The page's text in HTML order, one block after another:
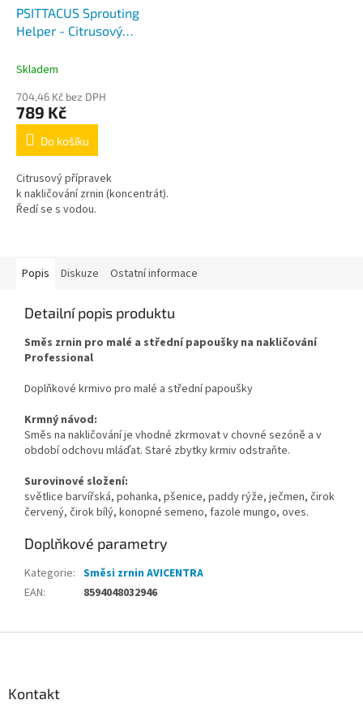
PSITTACUS Sprouting
Helper - Citrusový
ml
Skladem
704,46 Kč bez DPH
789 Kč
Do košíku
Citrusový přípravek
k nakličování zrnin (koncentrát).
Ředí se s vodou.
Popis Diskuze Ostatní informace
Detailní popis produktu
Směs zrnin pro malé a střední papoušky na nakličování
Professional
Doplňkové krmivo pro malé a střední papoušky
Krmný návod:
Směs na nakličování je vhodné zkrmovat v chovné sezóně a v
období odchovu mláďat. Staré zbytky krmiv odstraňte.
Surovinové složení:
světlice barvířská, pohanka, pšenice, paddy rýže, ječmen, čirok
červený, čirok bílý, konopné semeno, fazole mungo, oves.
Doplňkové parametry
Kategorie: Směsi zrnin AVICENTRA
EAN: 8594048032946
Kontakt